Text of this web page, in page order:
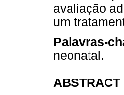
avaliação
um
Palavras-
neonatal.
ABSTRACT